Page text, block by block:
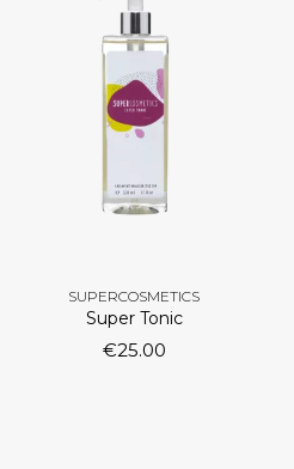
SUPERCOSMETICS
Super Tonic
€25.00